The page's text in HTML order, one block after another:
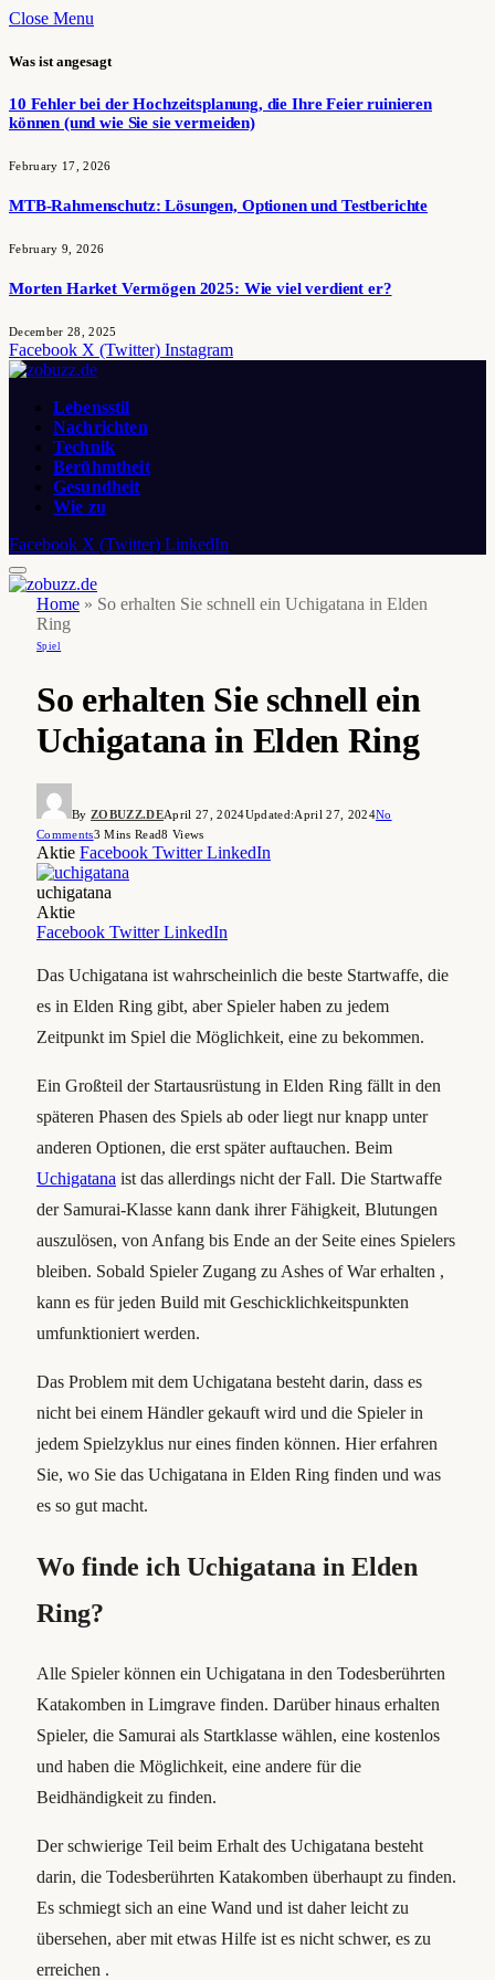
Close Menu
Was ist angesagt
10 Fehler bei der Hochzeitsplanung, die Ihre Feier ruinieren
können (und wie Sie sie vermeiden)
February 17, 2026
MTB-Rahmenschutz: Lösungen, Optionen und Testberichte
February 9, 2026
Morten Harket Vermögen 2025: Wie viel verdient er?
December 28, 2025
Facebook X (Twitter) Instagram
Lebensstil
Nachrichten
Technik
Berühmtheit
Gesundheit
Wie zu
Facebook X (Twitter) LinkedIn
Home » So erhalten Sie schnell ein Uchigatana in Elden
Ring
Spiel
So erhalten Sie schnell ein
Uchigatana in Elden Ring
By ZOBUZZ.DEApril 27, 2024Updated:April 27, 2024No
Comments3 Mins Read8 Views
Aktie Facebook Twitter LinkedIn
uchigatana
Aktie
Facebook Twitter LinkedIn
Das Uchigatana ist wahrscheinlich die beste Startwaffe, die
es in Elden Ring gibt, aber Spieler haben zu jedem
Zeitpunkt im Spiel die Möglichkeit, eine zu bekommen.
Ein Großteil der Startausrüstung in Elden Ring fällt in den
späteren Phasen des Spiels ab oder liegt nur knapp unter
anderen Optionen, die erst später auftauchen. Beim
Uchigatana ist das allerdings nicht der Fall. Die Startwaffe
der Samurai-Klasse kann dank ihrer Fähigkeit, Blutungen
auszulösen, von Anfang bis Ende an der Seite eines Spielers
bleiben. Sobald Spieler Zugang zu Ashes of War erhalten ,
kann es für jeden Build mit Geschicklichkeitspunkten
umfunktioniert werden.
Das Problem mit dem Uchigatana besteht darin, dass es
nicht bei einem Händler gekauft wird und die Spieler in
jedem Spielzyklus nur eines finden können. Hier erfahren
Sie, wo Sie das Uchigatana in Elden Ring finden und was
es so gut macht.
Wo finde ich Uchigatana in Elden
Ring?
Alle Spieler können ein Uchigatana in den Todesberührten
Katakomben in Limgrave finden. Darüber hinaus erhalten
Spieler, die Samurai als Startklasse wählen, eine kostenlos
und haben die Möglichkeit, eine andere für die
Beidhändigkeit zu finden.
Der schwierige Teil beim Erhalt des Uchigatana besteht
darin, die Todesberührten Katakomben überhaupt zu finden.
Es schmiegt sich an eine Wand und ist daher leicht zu
übersehen, aber mit etwas Hilfe ist es nicht schwer, es zu
erreichen .